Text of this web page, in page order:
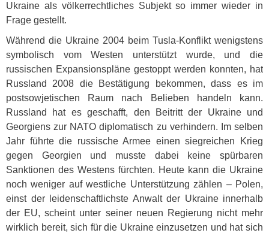
Ukraine als völkerrechtliches Subjekt so immer wieder in
Frage gestellt.
Während die Ukraine 2004 beim Tusla-Konflikt wenigstens
symbolisch vom Westen unterstützt wurde, und die
russischen Expansionspläne gestoppt werden konnten, hat
Russland 2008 die Bestätigung bekommen, dass es im
postsowjetischen Raum nach Belieben handeln kann.
Russland hat es geschafft, den Beitritt der Ukraine und
Georgiens zur NATO diplomatisch zu verhindern. Im selben
Jahr führte die russische Armee einen siegreichen Krieg
gegen Georgien und musste dabei keine spürbaren
Sanktionen des Westens fürchten. Heute kann die Ukraine
noch weniger auf westliche Unterstützung zählen – Polen,
einst der leidenschaftlichste Anwalt der Ukraine innerhalb
der EU, scheint unter seiner neuen Regierung nicht mehr
wirklich bereit, sich für die Ukraine einzusetzen und hat sich